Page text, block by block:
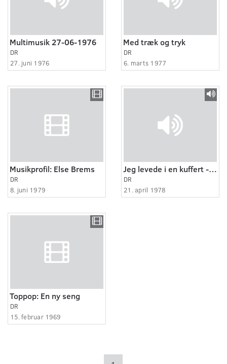
Multimusik 27-06-1976
DR
27. juni 1976
Med træk og tryk
DR
6. marts 1977
Musikprofil: Else Brems
DR
8. juni 1979
Jeg levede i en kuffert - Sangeren Johannes Wahl
DR
21. april 1978
Toppop: En ny seng
DR
15. februar 1969